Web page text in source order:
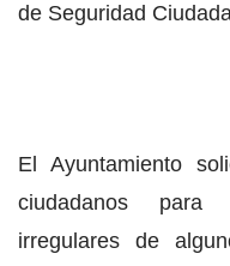
de Seguridad
El Ayuntamiento
ciudadanos para
irregulares de